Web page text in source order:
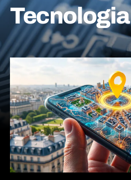
Tecnologia